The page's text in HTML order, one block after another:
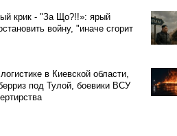
крик - "За Що?!!»: ярый
войну, "иначе сгорит
в Киевской области,
под Тулой, боевики ВСУ